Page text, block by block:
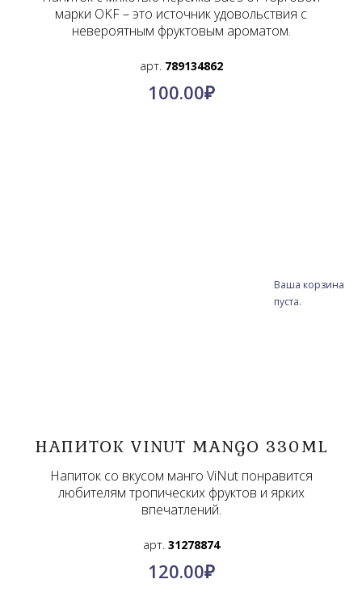
Ваша корзина
пуста.
марки OKF – это источник удовольствия с
невероятным фруктовым ароматом.
арт. 789134862
100.00₽
НАПИТОК VINUT MANGO 330ML
Напиток со вкусом манго ViNut понравится
любителям тропических фруктов и ярких
впечатлений.
арт. 31278874
120.00₽